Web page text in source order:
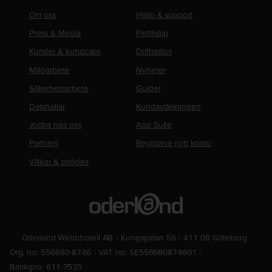
Om oss
Press & Media
Kunder & kundcase
Miljöarbete
Säkerhetsarbete
Datahallar
Jobba hos oss
Partners
Villkor & policies
Hjälp & support
Flytthjälp
Driftstatus
Nyheter
Guider
Kundavdelningen
App Suite
Registrera nytt konto
Oderland Webbhotell AB Kungsgatan 56
411 08 Göteborg
Org. no: 556680-8746
VAT no: SE556680874601
Bankgiro: 611-7535